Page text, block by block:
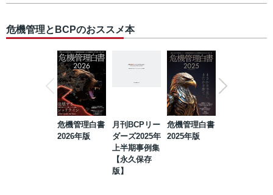
危機管理とBCPのおススメ本
危機管理白書
2026年版
月刊BCPリー
ダーズ2025年
上半期事例集
【永久保存
版】
危機管理白書
2025年版